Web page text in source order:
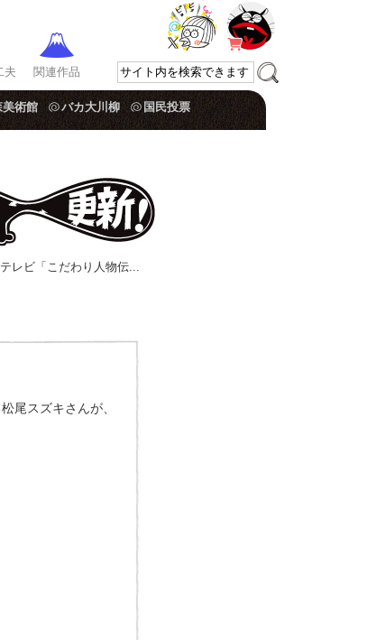
夫 関連作品
術館 バカ大川柳 国民投票
レビ「こだわり人物伝...
尾スズキさんが、